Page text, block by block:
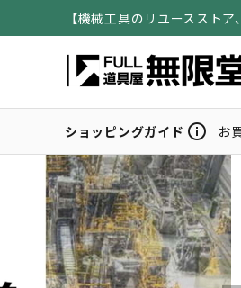
【機械工具のリユーススト
ショッピングガイド info お